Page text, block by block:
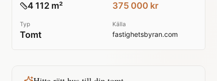
4 112 m² 375 000 kr
Typ
Tomt
Källa
fastighetsbyran.com